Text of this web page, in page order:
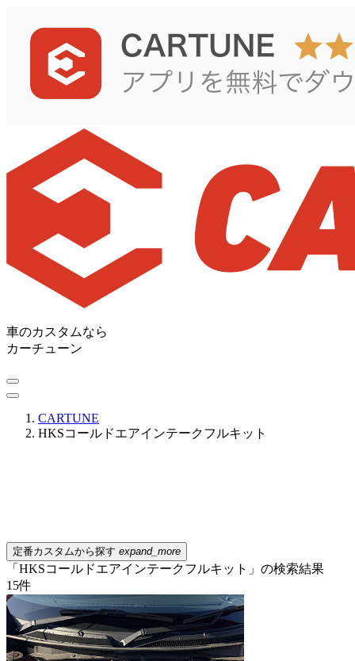
車のカスタムなら
カーチューン
CARTUNE
HKSコールドエアインテークフルキット
定番カスタムから探す expand_more
「HKSコールドエアインテークフルキット」の検索結果
15件